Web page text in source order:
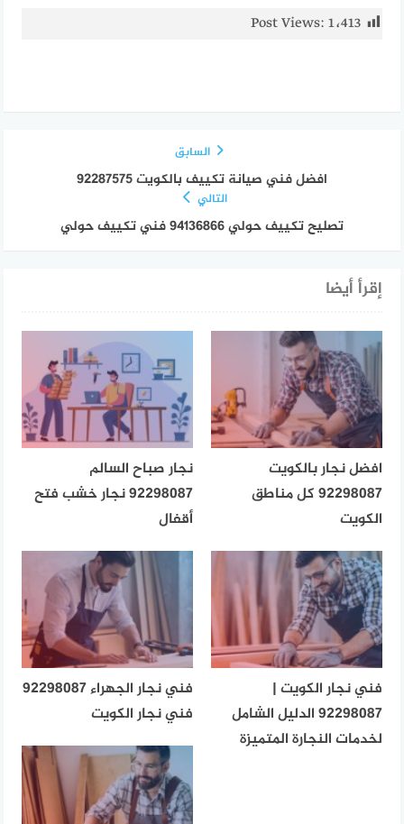
Post Views: 1٬413
السابق
افضل فني صيانة تكييف بالكويت 92287575
التالي
تصليح تكييف حولي 94136866 فني تكييف حولي
إقرأ أيضا
افضل نجار بالكويت
92298087 كل مناطق
الكويت
نجار صباح السالم
92298087 نجار خشب فتح
أقفال
فني نجار الكويت |
92298087 الدليل الشامل
لخدمات النجارة المتميزة
فني نجار الجهراء 92298087
فني نجار الكويت